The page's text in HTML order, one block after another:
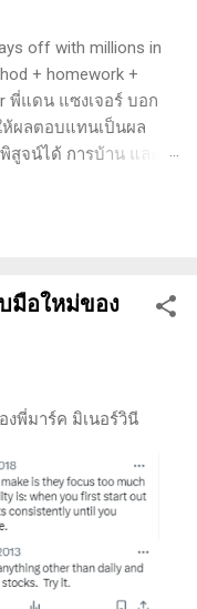
off with millions in
+ homework +
พี่แดน แซงเจอร์ บอก
ห้ผลตอบแทนเป็นผล
สูจน์ได้ การบ้าน และ
าะห์นี้จะช่วยให้คุณ
ะสมในการเข้าเทรด . -
ำได้ตลอด (Method):
เป็นสิ่งสำคัญ เพราะจะ
ดทน (Patience): การ
นของตลาดและรอคอย
มือใหม่ของ
พี่มาร์ค มิเนอร์วินี